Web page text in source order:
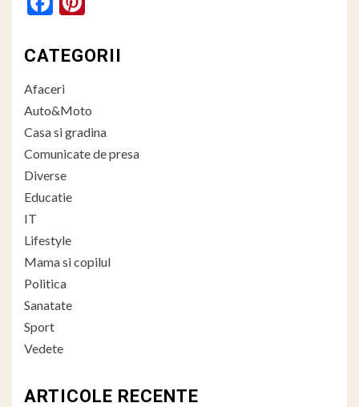
CATEGORII
Afaceri
Auto&Moto
Casa si gradina
Comunicate de presa
Diverse
Educatie
IT
Lifestyle
Mama si copilul
Politica
Sanatate
Sport
Vedete
ARTICOLE RECENTE